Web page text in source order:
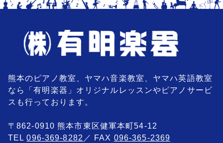
熊本のピアノ教室、ヤマハ音楽教室、ヤマハ英語教室
なら「有明楽器」オリジナルレッスンやピアノサービ
スも行っております。
〒862-0910 熊本市東区健軍本町54-12
TEL096-369-8282 ／ FAX 096-365-2369